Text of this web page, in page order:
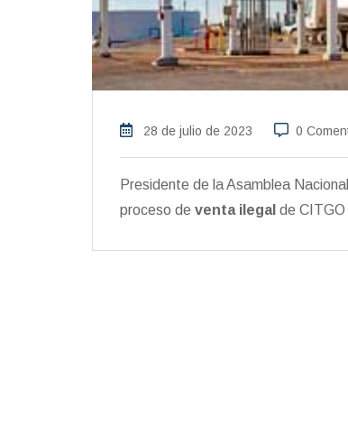
28 de julio de 2023 0
Presidente de la Asamblea
proceso de venta ilegal de